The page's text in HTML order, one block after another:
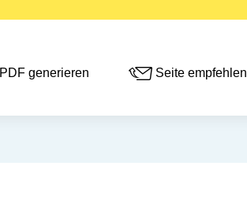
PDF generieren Seite empfehlen